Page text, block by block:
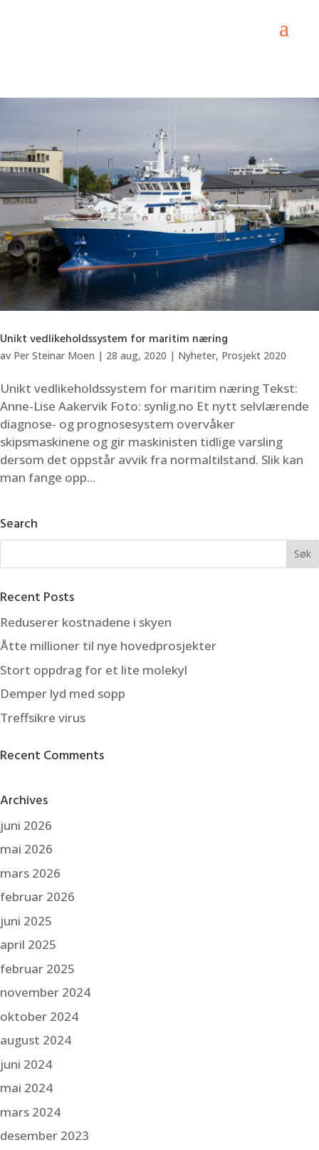
Unikt vedlikeholdssystem for maritim næring
av Per Steinar Moen | 28 aug, 2020 | Nyheter, Prosjekt 2020
Unikt vedlikeholdssystem for maritim næring Tekst:
Anne-Lise Aakervik Foto: synlig.no Et nytt selvlærende
diagnose- og prognosesystem overvåker
skipsmaskinene og gir maskinisten tidlige varsling
dersom det oppstår avvik fra normaltilstand. Slik kan
man fange opp...
Search
Recent Posts
Reduserer kostnadene i skyen
Åtte millioner til nye hovedprosjekter
Stort oppdrag for et lite molekyl
Demper lyd med sopp
Treffsikre virus
Recent Comments
Archives
juni 2026
mai 2026
mars 2026
februar 2026
juni 2025
april 2025
februar 2025
november 2024
oktober 2024
august 2024
juni 2024
mai 2024
mars 2024
desember 2023